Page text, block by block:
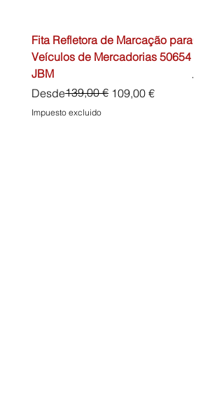
Fita Refletora de Marcação para
Veículos de Mercadorias 50654
JBM
Desde
Precio139,00 € 109,00 €
Precio de oferta
Impuesto excluido
Precio
45,00 €